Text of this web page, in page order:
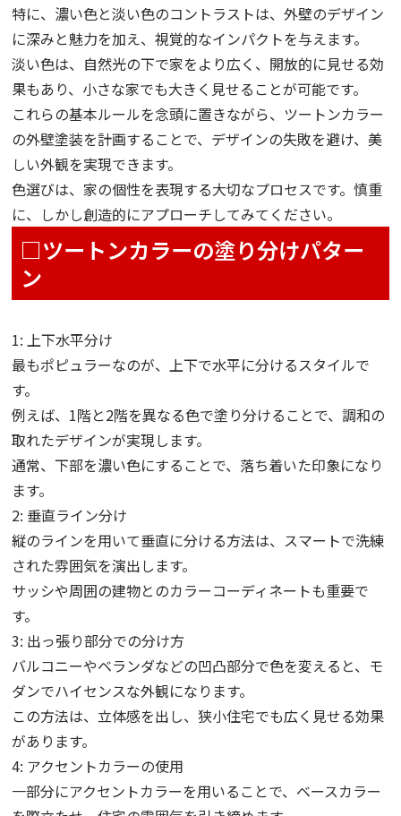
特に、濃い色と淡い色のコントラストは、外壁のデザイン
に深みと魅力を加え、視覚的なインパクトを与えます。
淡い色は、自然光の下で家をより広く、開放的に見せる効
果もあり、小さな家でも大きく見せることが可能です。
これらの基本ルールを念頭に置きながら、ツートンカラー
の外壁塗装を計画することで、デザインの失敗を避け、美
しい外観を実現できます。
色選びは、家の個性を表現する大切なプロセスです。慎重
に、しかし創造的にアプローチしてみてください。
□ツートンカラーの塗り分けパター
ン
1: 上下水平分け
最もポピュラーなのが、上下で水平に分けるスタイルで
す。
例えば、1階と2階を異なる色で塗り分けることで、調和の
取れたデザインが実現します。
通常、下部を濃い色にすることで、落ち着いた印象になり
ます。
2: 垂直ライン分け
縦のラインを用いて垂直に分ける方法は、スマートで洗練
された雰囲気を演出します。
サッシや周囲の建物とのカラーコーディネートも重要で
す。
3: 出っ張り部分での分け方
バルコニーやベランダなどの凹凸部分で色を変えると、モ
ダンでハイセンスな外観になります。
この方法は、立体感を出し、狭小住宅でも広く見せる効果
があります。
4: アクセントカラーの使用
一部分にアクセントカラーを用いることで、ベースカラー